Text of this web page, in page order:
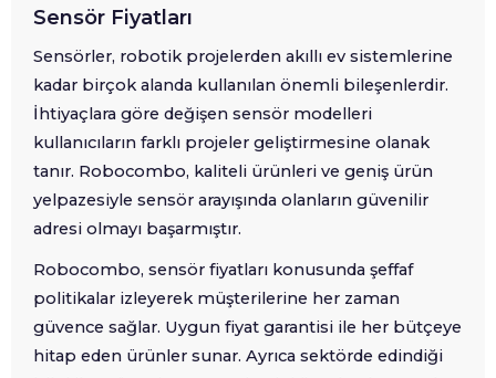
Sensör Fiyatları
Sensörler, robotik projelerden akıllı ev sistemlerine
kadar birçok alanda kullanılan önemli bileşenlerdir.
İhtiyaçlara göre değişen sensör modelleri
kullanıcıların farklı projeler geliştirmesine olanak
tanır. Robocombo, kaliteli ürünleri ve geniş ürün
yelpazesiyle sensör arayışında olanların güvenilir
adresi olmayı başarmıştır.
Robocombo, sensör fiyatları konusunda şeffaf
politikalar izleyerek müşterilerine her zaman
güvence sağlar. Uygun fiyat garantisi ile her bütçeye
hitap eden ürünler sunar. Ayrıca sektörde edindiği